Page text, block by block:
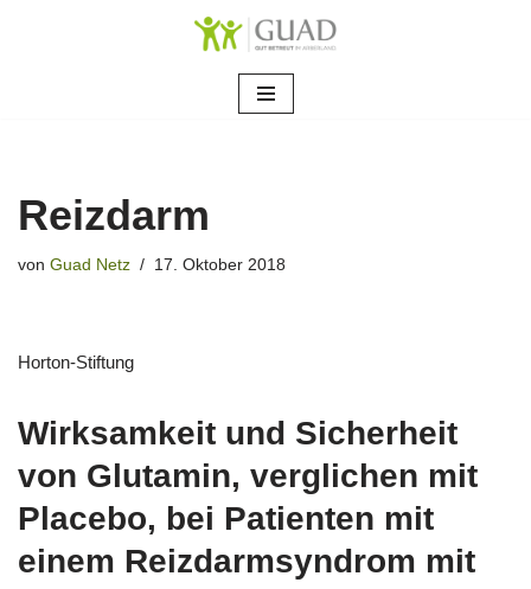
Reizdarm
von Guad Netz 17. Oktober 2018
Horton-Stiftung
Wirksamkeit und Sicherheit
von Glutamin, verglichen mit
Placebo, bei Patienten mit
einem Reizdarmsyndrom mit